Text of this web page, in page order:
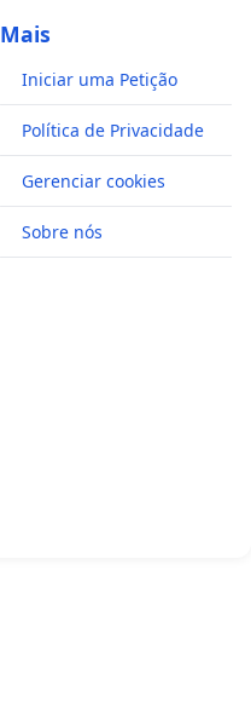
Mais
Iniciar uma Petição
Política de Privacidade
Gerenciar cookies
Sobre nós